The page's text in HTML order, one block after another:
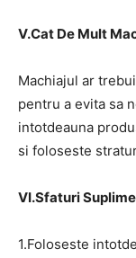
V.Cat De Mult
Machiajul ar
pentru a evita sa
intotdeauna
si foloseste
VI.Sfaturi
1.Foloseste